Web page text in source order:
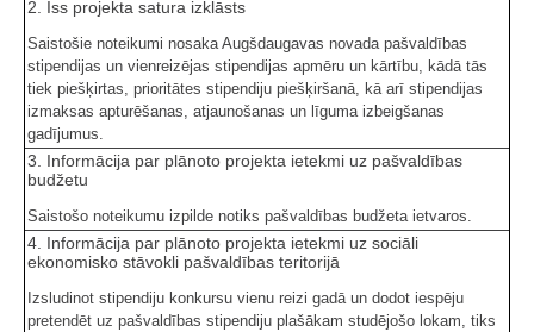
2. Īss projekta satura izklāsts
Saistošie noteikumi nosaka Augšdaugavas novada pašvaldības
stipendijas un vienreizējas stipendijas apmēru un kārtību, kādā tās
tiek piešķirtas, prioritātes stipendiju piešķiršanā, kā arī stipendijas
izmaksas apturēšanas, atjaunošanas un līguma izbeigšanas
gadījumus.
3. Informācija par plānoto projekta ietekmi uz pašvaldības
budžetu
Saistošo noteikumu izpilde notiks pašvaldības budžeta ietvaros.
4. Informācija par plānoto projekta ietekmi uz sociāli
ekonomisko stāvokli pašvaldības teritorijā
Izsludinot stipendiju konkursu vienu reizi gadā un dodot iespēju
pretendēt uz pašvaldības stipendiju plašākam studējošo lokam, tiks